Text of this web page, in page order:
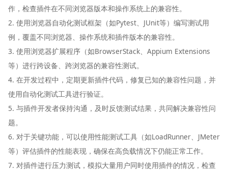
作，检查插件在不同浏览器版本和操作系统上的兼容性。
2. 使用浏览器自动化测试框架（如Pytest、JUnit等）编写测试用
例，覆盖不同浏览器、操作系统和插件版本的兼容性。
3. 使用浏览器扩展程序（如BrowserStack、Appium Extensions
等）进行跨设备、跨浏览器的兼容性测试。
4. 在开发过程中，定期更新插件代码，修复已知的兼容性问题，并
使用自动化测试工具进行验证。
5. 与插件开发者保持沟通，及时反馈测试结果，共同解决兼容性问
题。
6. 对于关键功能，可以使用性能测试工具（如LoadRunner、JMeter
等）评估插件的性能表现，确保在高负载情况下仍能正常工作。
7. 对插件进行压力测试，模拟大量用户同时使用插件的情况，检查